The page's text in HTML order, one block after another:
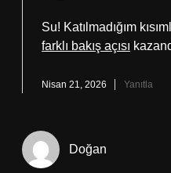
Su! Katılmadığım
farklı bakış açısı
Nisan 21, 2026 Yanıtla
Doğan